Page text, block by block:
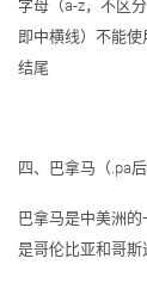
字母（a-z，不区
即中横线）不能
结尾
四、巴拿马（.pa
巴拿马是中美洲
是哥伦比亚和哥斯